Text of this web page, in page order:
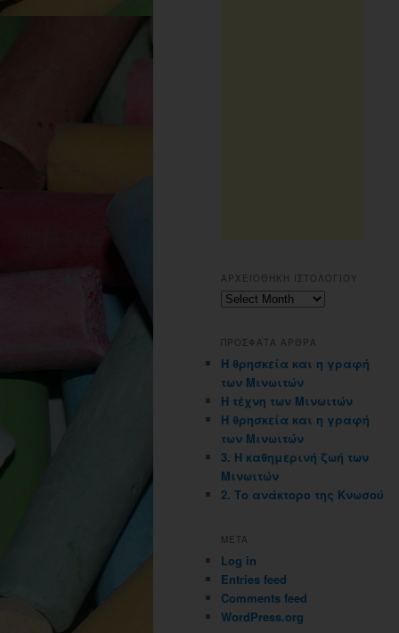
ΑΡΧΕΙΟΘΗΚΗ ΙΣΤΟΛΟΓΙΟΥ
Αρχειοθηκη
ΠΡΟΣΦΑΤΑ ΑΡΘΡΑ
Η θρησκεία και η γραφή
των Μινωιτών
Η τέχνη των Μινωιτών
Η θρησκεία και η γραφή
των Μινωιτών
3. Η καθημερινή ζωή των
Μινωιτών
2. Το ανάκτορο της Κνωσού
META
Log in
Entries feed
Comments feed
WordPress.org